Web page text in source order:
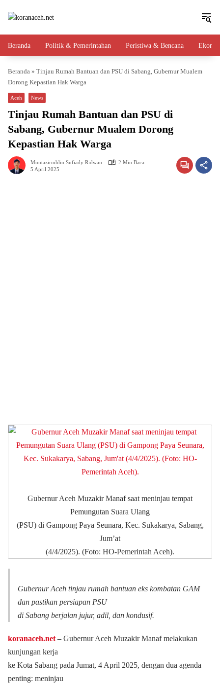
Beranda Politik & Pemerintahan Peristiwa & Bencana
Beranda » Tinjau Rumah Bantuan dan PSU di Sabang, Gubernur Mualem
Dorong Kepastian Hak Warga
Aceh News
Tinjau Rumah Bantuan dan PSU di
Sabang, Gubernur Mualem Dorong
Kepastian Hak Warga
Muntaziruddin Sufiady Ridwan
2 Min Baca
5 April 2025
Gubernur Aceh Muzakir Manaf saat meninjau tempat
Pemungutan Suara Ulang
(PSU) di Gampong Paya Seunara, Kec. Sukakarya, Sabang,
Jum’at
(4/4/2025). (Foto: HO-Pemerintah Aceh).
Gubernur Aceh tinjau rumah bantuan eks kombatan GAM
dan pastikan persiapan PSU
di Sabang berjalan jujur, adil, dan kondusif.
koranaceh.net ‒ Gubernur Aceh Muzakir Manaf melakukan
kunjungan kerja
ke Kota Sabang pada Jumat, 4 April 2025, dengan dua agenda
penting: meninjau